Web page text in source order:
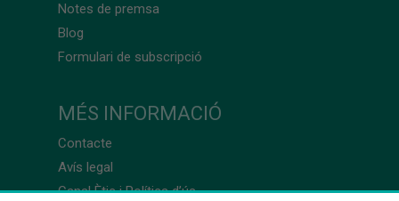
Notes de premsa
Blog
Formulari de subscripció
MÉS INFORMACIÓ
Contacte
Avís legal
Canal Ètic i Política d’ús